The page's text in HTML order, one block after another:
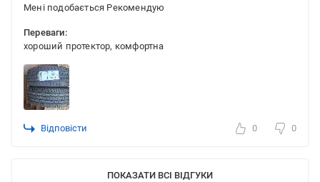
Мені подобається Рекомендую
Переваги:
хороший протектор, комфортна
Відповісти 0 0
ПОКАЗАТИ ВСІ ВІДГУКИ